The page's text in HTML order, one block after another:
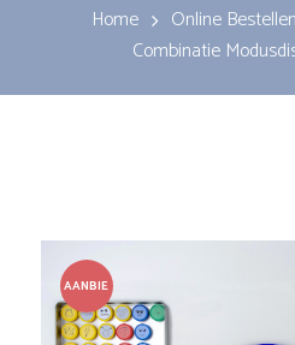
Home
Online Bestellen
Combinatie
AANBIE
DING!